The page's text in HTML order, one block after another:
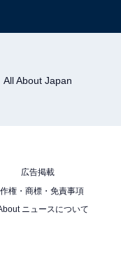
All About Japan
広告掲載
権・商標・免責事項
ニュースについて